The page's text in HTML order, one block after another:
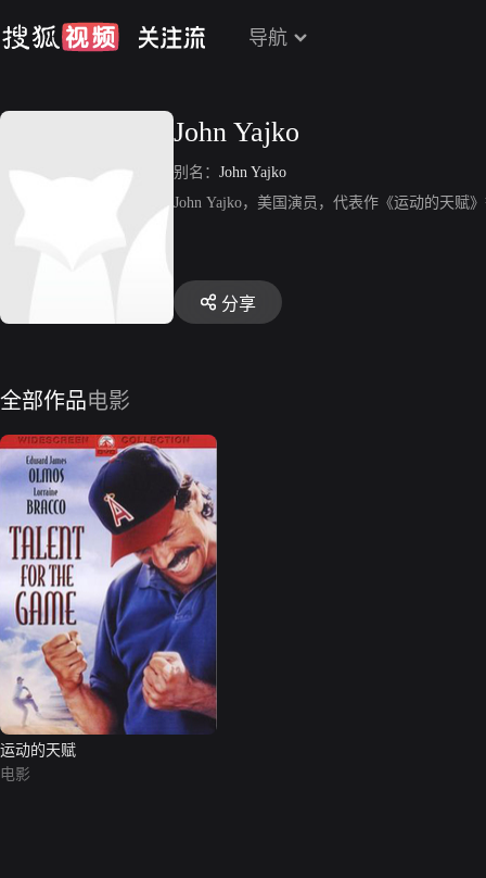
导航
John Yajko
别名： John Yajko
John Yajko，美国演员，代表作《运动的天赋
分享
全部作品电影
运动的天赋
电影